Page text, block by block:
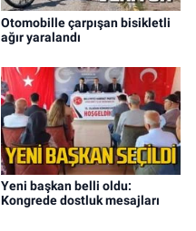
Otomobille çarpışan bisikletli
ağır yaralandı
Yeni başkan belli oldu:
Kongrede dostluk mesajları